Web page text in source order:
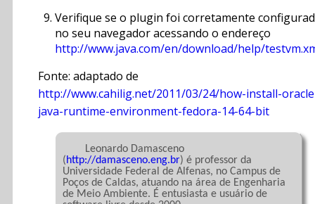
Verifique se o plugin foi corretamente
no seu navegador acessando o endereço
http://www.java.com/en/download/help/
Fonte: adaptado de
http://www.cahilig.net/2011/03/24/how-install-
java-runtime-environment-fedora-14-64-bit
(http://damasceno.eng.br) é professor da
Universidade Federal de Alfenas, no Campus de
Poços de Caldas, atuando na área de Engenharia
de Meio Ambiente. É entusiasta e usuário de